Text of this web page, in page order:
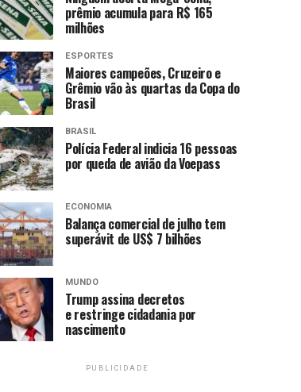
prêmio acumula para R$ 165
milhões
ESPORTES
Maiores campeões, Cruzeiro e
Grêmio vão às quartas da Copa do
Brasil
BRASIL
Polícia Federal indicia 16 pessoas
por queda de avião da Voepass
ECONOMIA
Balança comercial de julho tem
superávit de US$ 7 bilhões
MUNDO
Trump assina decretos
e restringe cidadania por
nascimento
PUBLICIDADE